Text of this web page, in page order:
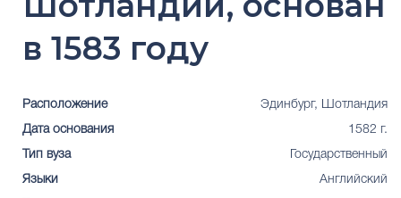
в 1583 году
Расположение Эдинбург, Шотландия
Дата основания 1582 г.
Тип вуза Государственный
Языки Английский